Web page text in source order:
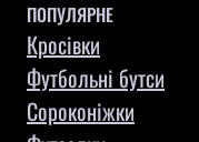
ПОПУЛЯРНЕ
Кросівки
Футбольні бутси
Сороконіжки